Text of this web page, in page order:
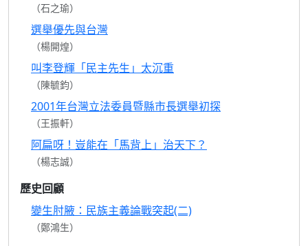
（石之瑜）
選舉優先與台灣
（楊開煌）
叫李登輝「民主先生」太沉重
（陳毓鈞）
2001年台灣立法委員暨縣市長選舉初探
（王振軒）
阿扁呀！豈能在「馬背上」治天下？
（楊志誠）
歷史回顧
變生肘腋：民族主義論戰突起(二)
（鄭鴻生）